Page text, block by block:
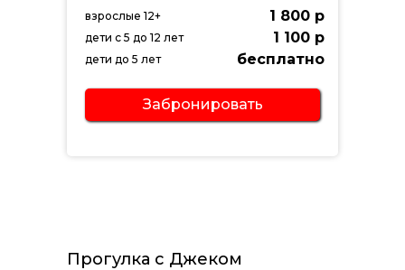
Забронировать
взрослые 12+
дети с 5 до 12 лет
дети до 5 лет
1 800 р
1 100 р
бесплатно
Прогулка с Джеком